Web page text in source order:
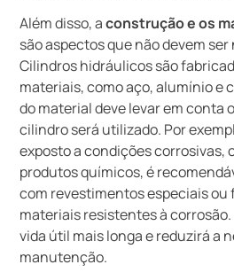
Além disso, aconstrução e os
são aspectos que não devem
Cilindros hidráulicos são
materiais, como aço, alumínio e
do material deve levar em conta
cilindro será utilizado. Por
exposto a condições corrosivas,
produtos químicos, é
com revestimentos especiais ou
materiais resistentes à
vida útil mais longa e reduzirá a
manutenção.